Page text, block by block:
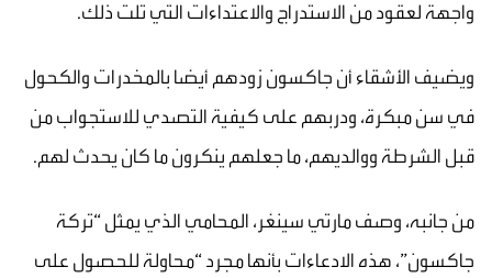
واجهة لعقود من الاستدراج والاعتداءات التي تلت ذلك.
ويضيف الأشقاء أن جاكسون زودهم أيضا بالمخدرات والكحول
في سن مبكرة، ودربهم على كيفية التصدي للاستجواب من
قبل الشرطة ووالديهم، ما جعلهم ينكرون ما كان يحدث لهم.
من جانبه، وصف مارتي سينغر، المحامي الذي يمثل “تركة
جاكسون”، هذه الادعاءات بأنها مجرد “محاولة للحصول على